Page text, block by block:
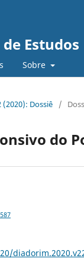
Sobre
(2020): Dossiê /
do